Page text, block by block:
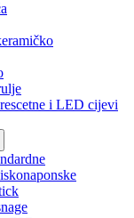
i LED cijevi